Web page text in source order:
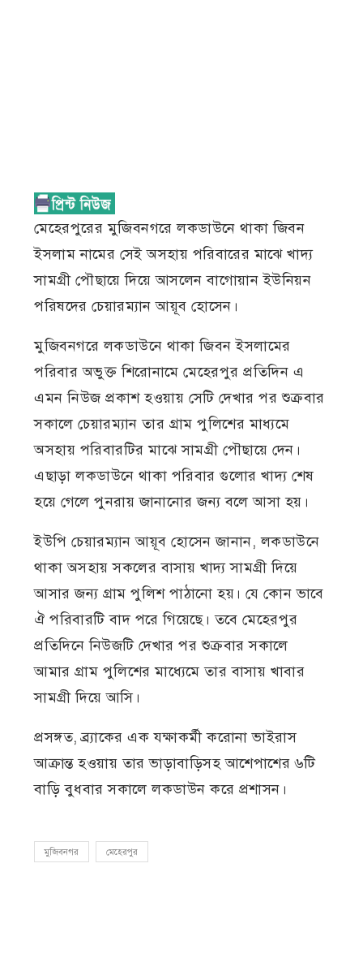
মেহেরপুরের মুজিবনগরে লকডাউনে থাকা জিবন
ইসলাম নামের সেই অসহায় পরিবারের মাঝে খাদ্য
সামগ্রী পৌছায়ে দিয়ে আসলেন বাগোয়ান ইউনিয়ন
পরিষদের চেয়ারম্যান আয়ূব হোসেন।
মুজিবনগরে লকডাউনে থাকা জিবন ইসলামের
পরিবার অভুক্ত শিরোনামে মেহেরপুর প্রতিদিন এ
এমন নিউজ প্রকাশ হওয়ায় সেটি দেখার পর শুক্রবার
সকালে চেয়ারম্যান তার গ্রাম পুলিশের মাধ্যমে
অসহায় পরিবারটির মাঝে সামগ্রী পৌছায়ে দেন।
এছাড়া লকডাউনে থাকা পরিবার গুলোর খাদ্য শেষ
হয়ে গেলে পুনরায় জানানোর জন্য বলে আসা হয়।
ইউপি চেয়ারম্যান আয়ূব হোসেন জানান, লকডাউনে
থাকা অসহায় সকলের বাসায় খাদ্য সামগ্রী দিয়ে
আসার জন্য গ্রাম পুলিশ পাঠানো হয়। যে কোন ভাবে
ঐ পরিবারটি বাদ পরে গিয়েছে। তবে মেহেরপুর
প্রতিদিনে নিউজটি দেখার পর শুক্রবার সকালে
আমার গ্রাম পুলিশের মাধ্যেমে তার বাসায় খাবার
সামগ্রী দিয়ে আসি।
প্রসঙ্গত, ব্র্যাকের এক যক্ষাকর্মী করোনা ভাইরাস
আক্রান্ত হওয়ায় তার ভাড়াবাড়িসহ আশেপাশের ৬টি
বাড়ি বুধবার সকালে লকডাউন করে প্রশাসন।
মুজিবনগর মেহেরপুর